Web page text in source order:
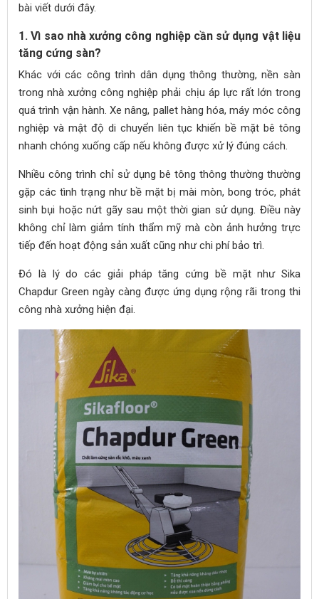
bài viết dưới đây.
1. Vì sao nhà xưởng công nghiệp cần sử dụng vật liệu
tăng cứng sàn?
Khác với các công trình dân dụng thông thường, nền sàn
trong nhà xưởng công nghiệp phải chịu áp lực rất lớn trong
quá trình vận hành. Xe nâng, pallet hàng hóa, máy móc công
nghiệp và mật độ di chuyển liên tục khiến bề mặt bê tông
nhanh chóng xuống cấp nếu không được xử lý đúng cách.
Nhiều công trình chỉ sử dụng bê tông thông thường thường
gặp các tình trạng như bề mặt bị mài mòn, bong tróc, phát
sinh bụi hoặc nứt gãy sau một thời gian sử dụng. Điều này
không chỉ làm giảm tính thẩm mỹ mà còn ảnh hưởng trực
tiếp đến hoạt động sản xuất cũng như chi phí bảo trì.
Đó là lý do các giải pháp tăng cứng bề mặt như Sika
Chapdur Green ngày càng được ứng dụng rộng rãi trong thi
công nhà xưởng hiện đại.